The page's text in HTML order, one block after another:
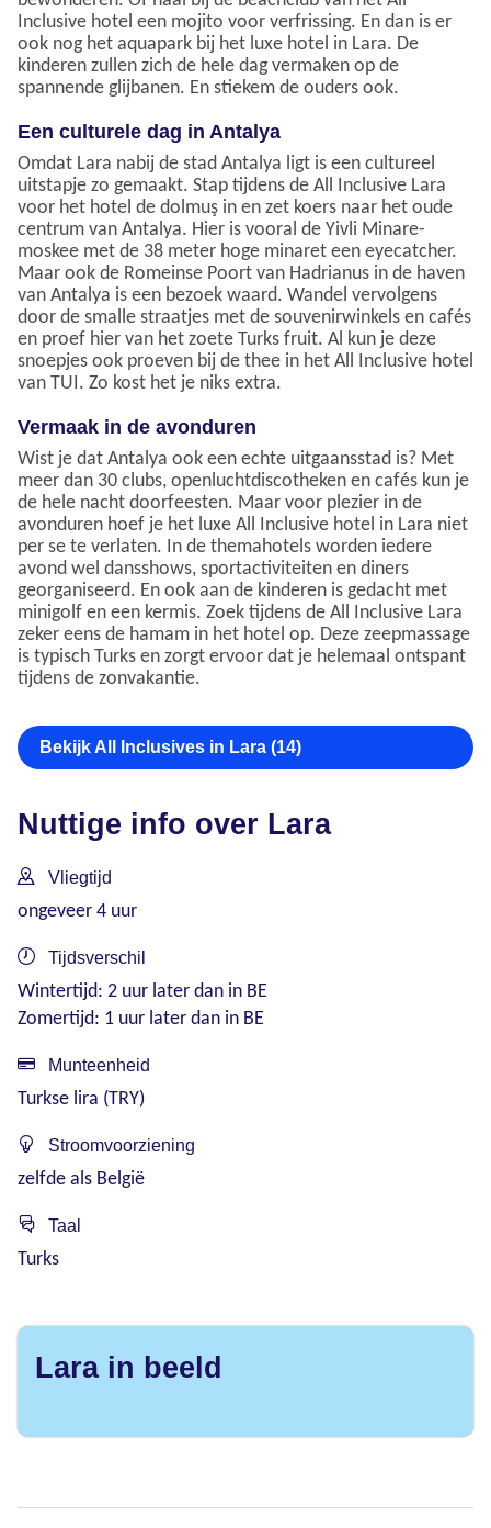
Inclusive hotel een mojito voor verfrissing. En dan is er
ook nog het aquapark bij het luxe hotel in Lara. De
kinderen zullen zich de hele dag vermaken op de
spannende glijbanen. En stiekem de ouders ook.
Een culturele dag in Antalya
Omdat Lara nabij de stad Antalya ligt is een cultureel
uitstapje zo gemaakt. Stap tijdens de All Inclusive Lara
voor het hotel de dolmuş in en zet koers naar het oude
centrum van Antalya. Hier is vooral de Yivli Minare-
moskee met de 38 meter hoge minaret een eyecatcher.
Maar ook de Romeinse Poort van Hadrianus in de haven
van Antalya is een bezoek waard. Wandel vervolgens
door de smalle straatjes met de souvenirwinkels en cafés
en proef hier van het zoete Turks fruit. Al kun je deze
snoepjes ook proeven bij de thee in het All Inclusive hotel
van TUI. Zo kost het je niks extra.
Vermaak in de avonduren
Wist je dat Antalya ook een echte uitgaansstad is? Met
meer dan 30 clubs, openluchtdiscotheken en cafés kun je
de hele nacht doorfeesten. Maar voor plezier in de
avonduren hoef je het luxe All Inclusive hotel in Lara niet
per se te verlaten. In de themahotels worden iedere
avond wel dansshows, sportactiviteiten en diners
georganiseerd. En ook aan de kinderen is gedacht met
minigolf en een kermis. Zoek tijdens de All Inclusive Lara
zeker eens de hamam in het hotel op. Deze zeepmassage
is typisch Turks en zorgt ervoor dat je helemaal ontspant
tijdens de zonvakantie.
Bekijk All Inclusives in Lara (14)
Nuttige info over Lara
Vliegtijd
ongeveer 4 uur
Tijdsverschil
Wintertijd: 2 uur later dan in BE
Zomertijd: 1 uur later dan in BE
Munteenheid
Turkse lira (TRY)
Stroomvoorziening
zelfde als België
Taal
Turks
Lara in beeld